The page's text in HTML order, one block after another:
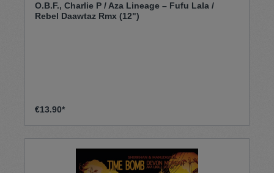
O.B.F., Charlie P / Aza Lineage – Fufu Lala /
Rebel Daawtaz Rmx (12")
€13.90*